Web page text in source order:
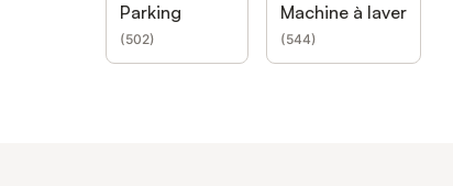
Parking
(502)
Machine à laver
(544)